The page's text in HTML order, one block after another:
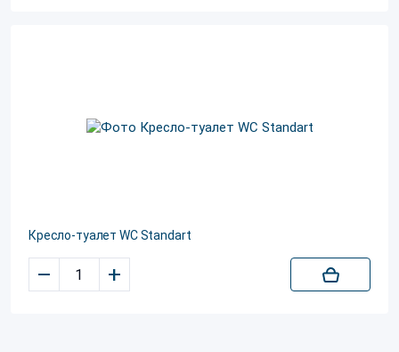
Кресло-туалет WC Standart
– +